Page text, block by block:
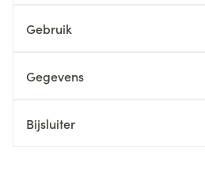
Gebruik
Gegevens
Bijsluiter